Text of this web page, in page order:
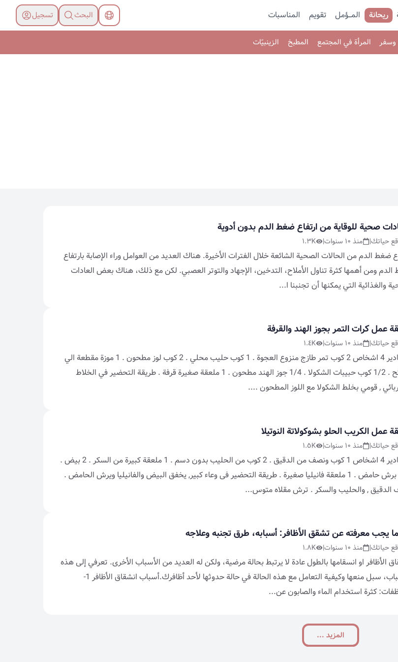
ريحانة المـــؤمل تقویم المناسبات البحث تسجیل
وسفر المرأة في المجتمع المطبخ الزينبيّات
حياتك| منذ ١٠ سنوات | ١.٣K
ضغط الدم من الحالات الصحية الشائعة خلال الفترات الأخيرة. هناك العديد من العوامل وراء الإصابة بارتفاع
ومن أهمها كثرة تناول الأملاح، التدخين، الإجهاد والتوتر العصبي. لكن مع ذلك، هناك بعض العادات
والغذائية التي يمكنها أن تجنبنا ا...
عمل كرات التمر بجوز الهند والقرفة
حياتك| منذ ١٠ سنوات | ١.٤K
المقادير 4 اشخاص 2 كوب تمر طازج منزوع العجوة . 1 كوب حليب محلي . 2 كوب لوز مطحون . 1 موزة مقطعة الي
شرائح . 1/2 كوب حبيبات الشكولا . 1/4 جوز الهند مطحون . 1 ملعقة صغيرة قرفة . طريقة التحضير في الخلاط
, قومي بخلط الشكولا مع اللوز المطحون ....
عمل الكريب الحلو بشوكولاتة النوتيلا
حياتك| منذ ١٠ سنوات | ١.٥K
المقادير 4 اشخاص 1 كوب ونصف من الدقيق . 2 كوب من الحليب بدون دسم . 1 ملعقة كبيرة من السكر . 2 بيض .
رشة برش حامض . 1 ملعقة فانيليا صغيرة . طريقة التحضير فى وعاء كبير, يخفق البيض والفانيليا ويرش الحامض .
الدقيق , والحليب والسكر . ترش مقلاه متوس...
يجب معرفته عن تشقق الأظافر: أسبابه، طرق تجنبه وعلاجه
حياتك| منذ ١٠ سنوات | ١.٨K
الأظافر او انسقامها بالطول عادة لا يرتبط بحالة مرضية، ولكن له العديد من الأسباب الأخرى. تعرفي إلى هذه
الأسباب، سبل منعها وكيفية التعامل مع هذه الحالة في حالة حدوثها لأحد أظافرك.أسباب انشقاق الأظافر 1-
كثرة استخدام الماء والصابون عن...
المزید ...